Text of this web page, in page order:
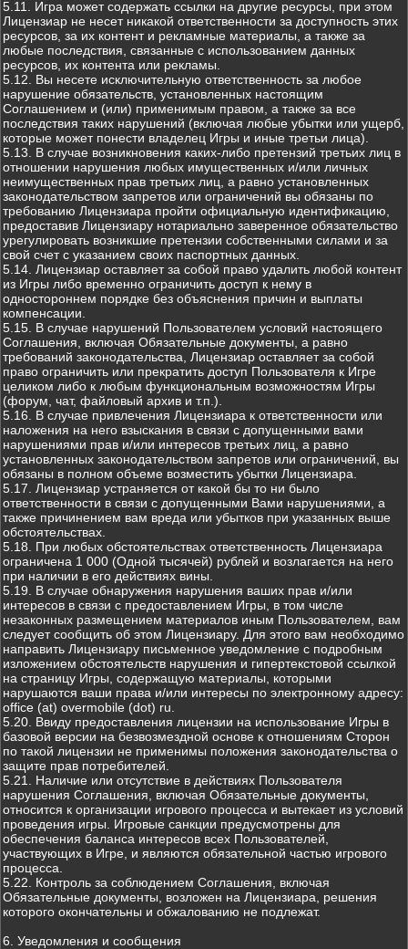
5.11. Игра может содержать ссылки на другие ресурсы, при этом
Лицензиар не несет никакой ответственности за доступность этих
ресурсов, за их контент и рекламные материалы, а также за
любые последствия, связанные с использованием данных
ресурсов, их контента или рекламы.
5.12. Вы несете исключительную ответственность за любое
нарушение обязательств, установленных настоящим
Соглашением и (или) применимым правом, а также за все
последствия таких нарушений (включая любые убытки или ущерб,
которые может понести владелец Игры и иные третьи лица).
5.13. В случае возникновения каких-либо претензий третьих лиц в
отношении нарушения любых имущественных и/или личных
неимущественных прав третьих лиц, а равно установленных
законодательством запретов или ограничений вы обязаны по
требованию Лицензиара пройти официальную идентификацию,
предоставив Лицензиару нотариально заверенное обязательство
урегулировать возникшие претензии собственными силами и за
свой счет с указанием своих паспортных данных.
5.14. Лицензиар оставляет за собой право удалить любой контент
из Игры либо временно ограничить доступ к нему в
одностороннем порядке без объяснения причин и выплаты
компенсации.
5.15. В случае нарушений Пользователем условий настоящего
Соглашения, включая Обязательные документы, а равно
требований законодательства, Лицензиар оставляет за собой
право ограничить или прекратить доступ Пользователя к Игре
целиком либо к любым функциональным возможностям Игры
(форум, чат, файловый архив и т.п.).
5.16. В случае привлечения Лицензиара к ответственности или
наложения на него взыскания в связи с допущенными вами
нарушениями прав и/или интересов третьих лиц, а равно
установленных законодательством запретов или ограничений, вы
обязаны в полном объеме возместить убытки Лицензиара.
5.17. Лицензиар устраняется от какой бы то ни было
ответственности в связи с допущенными Вами нарушениями, а
также причинением вам вреда или убытков при указанных выше
обстоятельствах.
5.18. При любых обстоятельствах ответственность Лицензиара
ограничена 1 000 (Одной тысячей) рублей и возлагается на него
при наличии в его действиях вины.
5.19. В случае обнаружения нарушения ваших прав и/или
интересов в связи с предоставлением Игры, в том числе
незаконных размещением материалов иным Пользователем, вам
следует сообщить об этом Лицензиару. Для этого вам необходимо
направить Лицензиару письменное уведомление с подробным
изложением обстоятельств нарушения и гипертекстовой ссылкой
на страницу Игры, содержащую материалы, которыми
нарушаются ваши права и/или интересы по электронному адресу:
office (at) overmobile (dot) ru.
5.20. Ввиду предоставления лицензии на использование Игры в
базовой версии на безвозмездной основе к отношениям Сторон
по такой лицензии не применимы положения законодательства о
защите прав потребителей.
5.21. Наличие или отсутствие в действиях Пользователя
нарушения Соглашения, включая Обязательные документы,
относится к организации игрового процесса и вытекает из условий
проведения игры. Игровые санкции предусмотрены для
обеспечения баланса интересов всех Пользователей,
участвующих в Игре, и являются обязательной частью игрового
процесса.
5.22. Контроль за соблюдением Соглашения, включая
Обязательные документы, возложен на Лицензиара, решения
которого окончательны и обжалованию не подлежат.
6. Уведомления и сообщения